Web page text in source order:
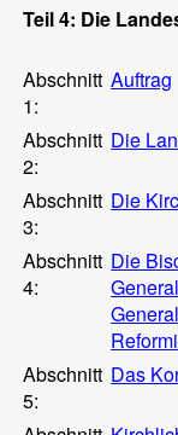
Teil 4: Die
Abschnitt
1:
Auftrag
Abschnitt
2:
Die
Abschnitt
3:
Die
Abschnitt
4:
Die
Abschnitt
5:
Das